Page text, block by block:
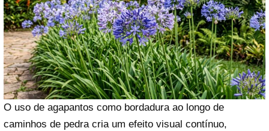
O uso de agapantos como bordadura ao longo de
caminhos de pedra cria um efeito visual contínuo,